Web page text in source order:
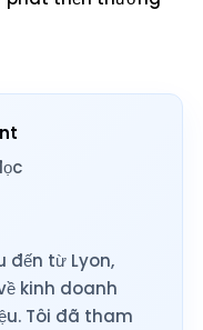
đến từ Lyon,
kinh doanh
Tôi đã tham